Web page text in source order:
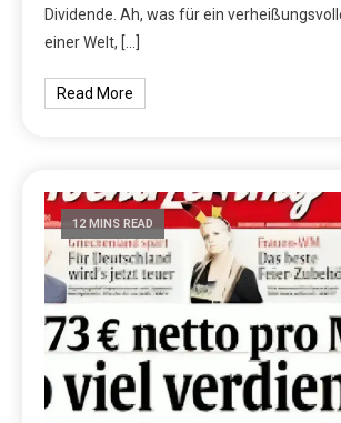
Dividende. Ah, was für ein
einer Welt, […]
Read More
12 MINS READ